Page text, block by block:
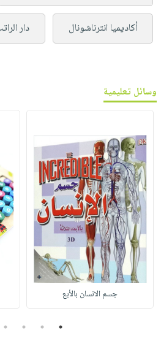
أكاديميا انترناشونال دار
وسائل تعليمية
جسم الانسان بالأبع
1
2
3
4